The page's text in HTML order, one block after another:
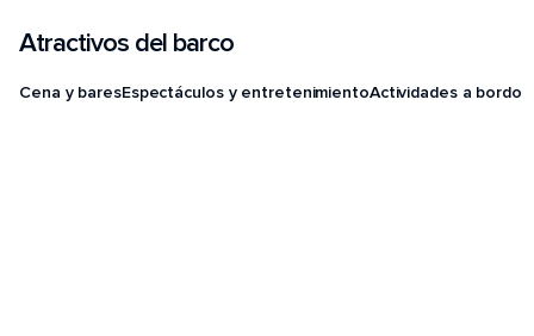
Atractivos del barco
Cena y baresEspectáculos y entretenimientoActividades a bordo